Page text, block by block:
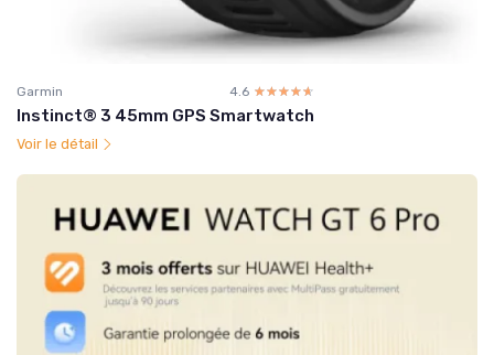
Garmin 4.6 ☆☆☆☆☆
★★★★★
Instinct® 3 45mm GPS Smartwatch
Voir le détail